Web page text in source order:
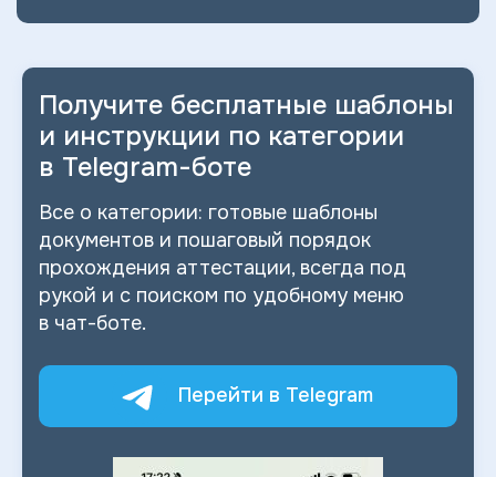
Получите бесплатные шаблоны
и инструкции по категории
в Telegram-боте
Все о категории: готовые шаблоны
документов и пошаговый порядок
прохождения аттестации, всегда под
рукой и с поиском по удобному меню
в чат-боте.
Перейти в Telegram